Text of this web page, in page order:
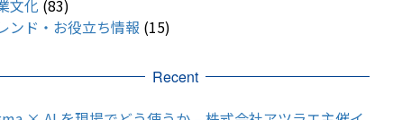
文化 (83)
ンド・お役立ち情報 (15)
Recent